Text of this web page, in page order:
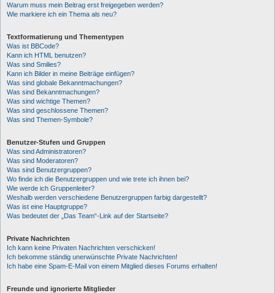
Warum muss mein Beitrag erst freigegeben werden?
Wie markiere ich ein Thema als neu?
Textformatierung und Thementypen
Was ist BBCode?
Kann ich HTML benutzen?
Was sind Smilies?
Kann ich Bilder in meine Beiträge einfügen?
Was sind globale Bekanntmachungen?
Was sind Bekanntmachungen?
Was sind wichtige Themen?
Was sind geschlossene Themen?
Was sind Themen-Symbole?
Benutzer-Stufen und Gruppen
Was sind Administratoren?
Was sind Moderatoren?
Was sind Benutzergruppen?
Wo finde ich die Benutzergruppen und wie trete ich ihnen bei?
Wie werde ich Gruppenleiter?
Weshalb werden verschiedene Benutzergruppen farbig dargestellt?
Was ist eine Hauptgruppe?
Was bedeutet der „Das Team“-Link auf der Startseite?
Private Nachrichten
Ich kann keine Privaten Nachrichten verschicken!
Ich bekomme ständig unerwünschte Private Nachrichten!
Ich habe eine Spam-E-Mail von einem Mitglied dieses Forums erhalten!
Freunde und ignorierte Mitglieder